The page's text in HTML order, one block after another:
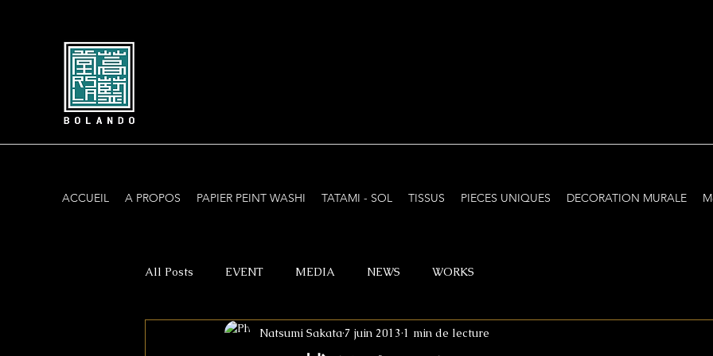
ACCUEIL A PROPOS PAPIER PEINT WASHI TATAMI - SOL TISSUS PIECES UNIQUES DECORATION MURALE
All Posts EVENT MEDIA NEWS WORKS
Natsumi Sakata 7 juin 2013 1 min de lecture